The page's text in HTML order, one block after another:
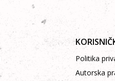
Politika
Autorska